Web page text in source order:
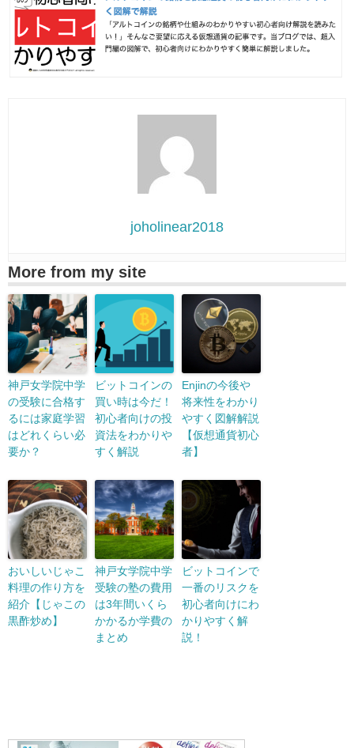
joholinear2018
More from my site
神戸女学院中学
の受験に合格す
るには家庭学習
はどれくらい必
要か？
ビットコインの
買い時は今だ！
初心者向けの投
資法をわかりや
すく解説
Enjinの今後や
将来性をわかり
やすく図解解説
【仮想通貨初心
者】
おいしいじゃこ
料理の作り方を
紹介【じゃこの
黒酢炒め】
神戸女学院中学
受験の塾の費用
は3年間いくら
かかるか学費の
まとめ
ビットコインで
一番のリスクを
初心者向けにわ
かりやすく解
説！